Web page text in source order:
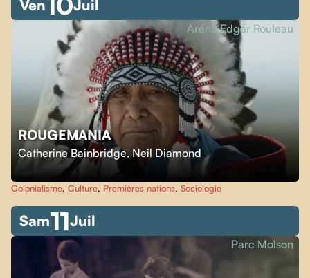
Ven Juil
ROUGEMANIA
Catherine Bainbridge,Neil Diamond
Aréna Edgar Rouleau
Colonialisme, Culture, Premières nations, Sociologie
Sam11Juil
Parc Molson